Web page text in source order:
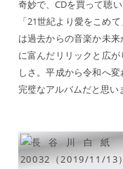
奇妙で、CDを買って聴
「21世紀より愛をこめ
は過去からの音楽か未
に富んだリリックと広
しさ。平成から令和へ
完璧なアルバムだと思い